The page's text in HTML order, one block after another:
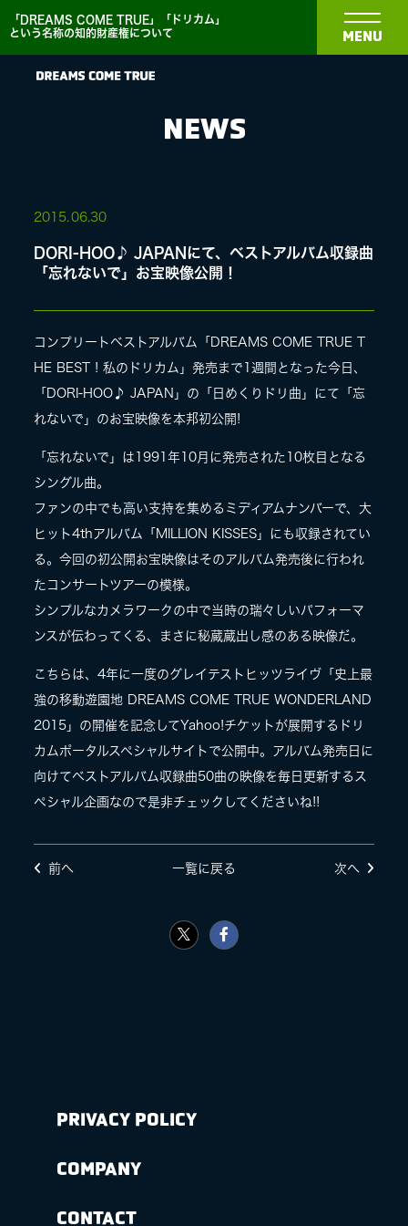
「DREAMS COME TRUE」「ドリカム」
という名称の知的財産権について
MENU
BIOGRAPHY
MEDIA
LIVE
SPECIAL SITE
MASA BLOG
NEWS
2015. 06.30
DORI-HOO♪ JAPANにて、ベストアルバム収録曲
「忘れないで」お宝映像公開！
コンプリートベストアルバム「DREAMS COME TRUE T
HE BEST ! 私のドリカム」発売まで1週間となった今日、
「DORI-HOO♪ JAPAN」の「日めくりドリ曲」にて「忘
れないで」のお宝映像を本邦初公開!
「忘れないで」は1991年10月に発売された10枚目となる
シングル曲。
ファンの中でも高い支持を集めるミディアムナンバーで、大
ヒット4thアルバム「MILLION KISSES」にも収録されてい
る。今回の初公開お宝映像はそのアルバム発売後に行われ
たコンサートツアーの模様。
シンプルなカメラワークの中で当時の瑞々しいパフォーマ
ンスが伝わってくる、まさに秘蔵蔵出し感のある映像だ。
こちらは、4年に一度のグレイテストヒッツライヴ「史上最
強の移動遊園地 DREAMS COME TRUE WONDERLAND
2015」の開催を記念してYahoo!チケットが展開するドリ
カムポータルスペシャルサイトで公開中。アルバム発売日に
向けてベストアルバム収録曲50曲の映像を毎日更新するス
ペシャル企画なので是非チェックしてくださいね!!
前へ 一覧に戻る 次へ
PRIVACY POLICY
COMPANY
CONTACT